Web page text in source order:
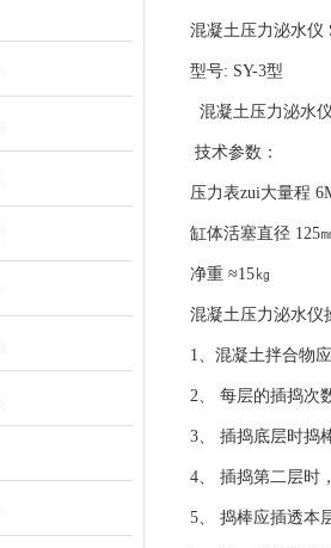
混凝土压力泌水仪
型号: SY-3型
混凝土压力泌水
技术参数：
压力表zui大量程
缸体活塞直径 125
净重 ≈15㎏
混凝土压力泌水仪
1、混凝土拌合物
2、 每层的插捣次
3、 插捣底层时捣
4、 插捣第二层时
5、 捣棒应插透本